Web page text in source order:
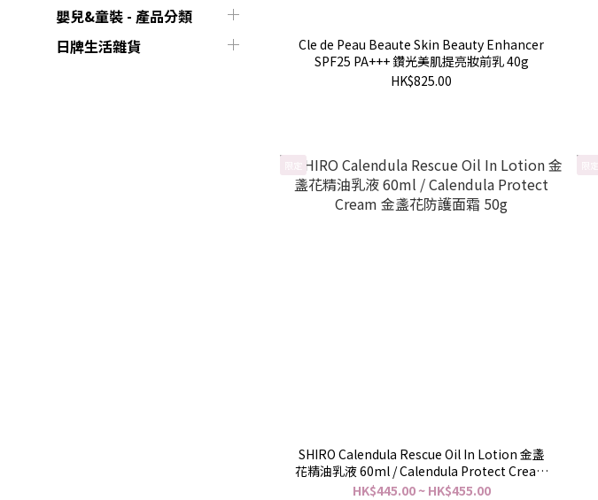
嬰兒&童裝 - 產品分類
日牌生活雜貨
Cle de Peau Beaute Skin Beauty Enhancer
SPF25 PA+++ 鑽光美肌提亮妝前乳 40g
HK$825.00
SHIRO Calendula Rescue Oil In Lotion 金盞
花精油乳液 60ml / Calendula Protect Cream
金盞花防護面霜 50g
HK$445.00 ~ HK$455.00